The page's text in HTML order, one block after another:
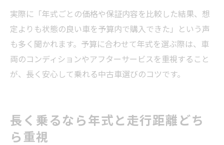
実際に「年式ごとの価格や保証内容を比較した結果、想
定よりも状態の良い車を予算内で購入できた」という声
も多く聞かれます。予算に合わせて年式を選ぶ際は、車
両のコンディションやアフターサービスを重視すること
が、長く安心して乗れる中古車選びのコツです。
長く乗るなら年式と走行距離どち
ら重視